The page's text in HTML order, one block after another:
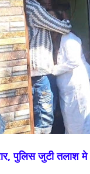
पुलिस जुटी तलाश